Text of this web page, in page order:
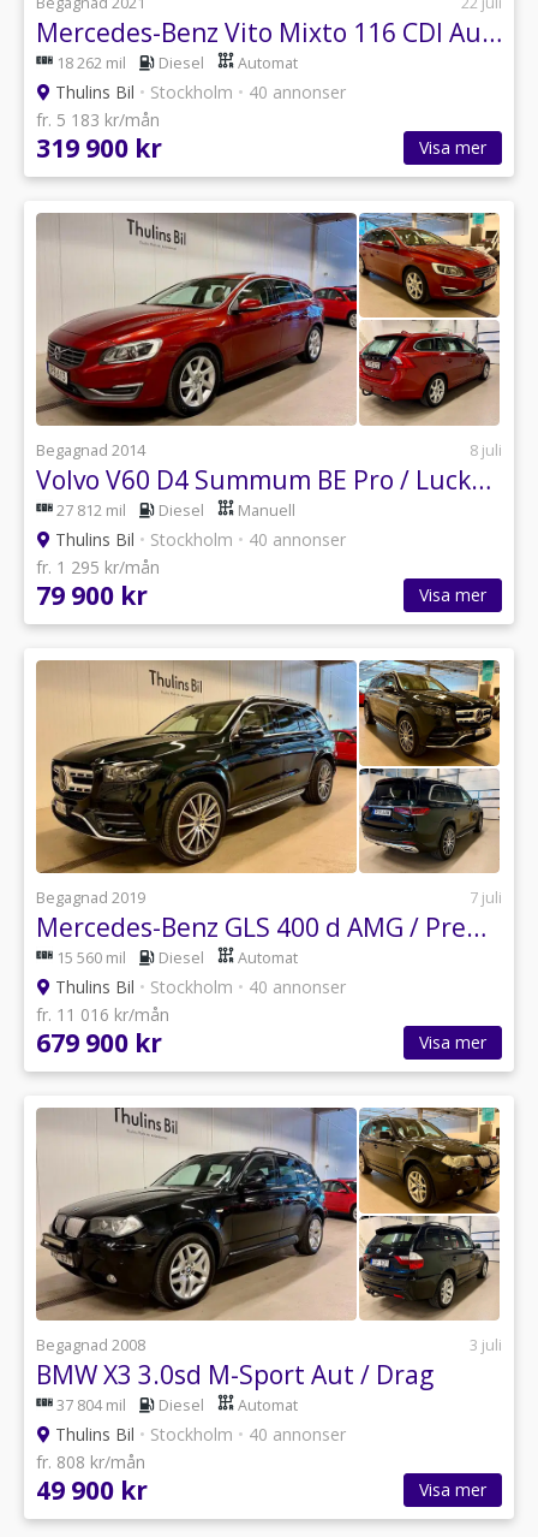
Mercedes-Benz Vito Mixto 116 CDI Aut / Läder / Webasto / Drag
18 262 mil Diesel Automat
Thulins Bil • Stockholm • 40 annonser
fr. 5 183 kr/mån
319 900 kr Visa mer
Begagnad 2014 8 juli
Volvo V60 D4 Summum BE Pro / Lucka / Webasto / Drag
27 812 mil Diesel Manuell
Thulins Bil • Stockholm • 40 annonser
fr. 1 295 kr/mån
79 900 kr Visa mer
Begagnad 2019 7 juli
Mercedes-Benz GLS 400 d AMG / Premiumpaket Plus/6-Sits / Soft-Close / HUD
15 560 mil Diesel Automat
Thulins Bil • Stockholm • 40 annonser
fr. 11 016 kr/mån
679 900 kr Visa mer
Begagnad 2008 3 juli
BMW X3 3.0sd M-Sport Aut / Drag
37 804 mil Diesel Automat
Thulins Bil • Stockholm • 40 annonser
fr. 808 kr/mån
49 900 kr Visa mer